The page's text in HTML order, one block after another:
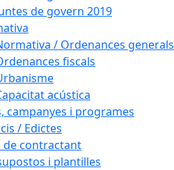
de govern 2019
/ Ordenances generals
fiscals
acústica
campanyes i programes
/ Edictes
de contractant
i plantilles